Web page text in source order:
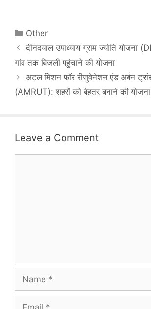
Categories
Other
दीनदयाल उपाध्याय ग्राम ज्योति योजना
गांव तक बिजली पहुंचाने की योजना
अटल मिशन फॉर रीजुवेनेशन एंड अर्बन
(AMRUT): शहरों को बेहतर बनाने की योजना
Leave a Comment